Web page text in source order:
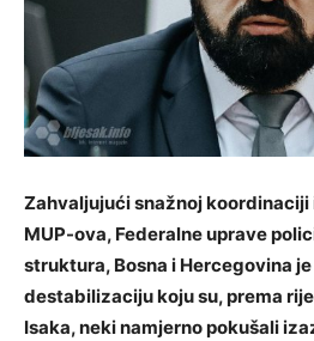
Zahvaljujući snažnoj
MUP-ova, Federalne uprave
struktura, Bosna i Hercegovina
destabilizaciju koju su, prema
Isaka, neki namjerno pokušali